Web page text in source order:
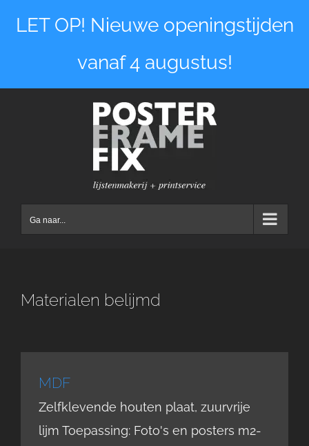
LET OP! Nieuwe openingstijden
vanaf 4 augustus!
naar
Ga naar...
Materialen belijmd
MDF
Zelfklevende houten plaat, zuurvrije
lijm Toepassing: Foto's en posters m2-